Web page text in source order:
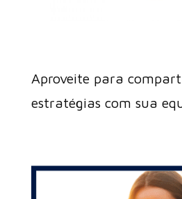
Aproveite para
estratégias com sua